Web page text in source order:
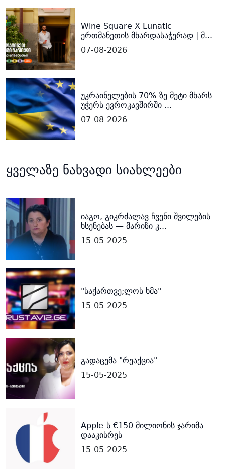
Wine Square X Lunatic
ერთმანეთის მხარდასაჭერად | მ...
07-08-2026
უკრაინელების 70%-ზე მეტი მხარს
უჭერს ევროკავშირში ...
07-08-2026
ყველაზე ნახვადი სიახლეები
იაგო, გიკრძალავ ჩვენი შვილების
ხსენებას — მარიზი კ...
15-05-2025
"საქართვე;ლოს ხმა"
15-05-2025
გადაცემა "რეაქცია"
15-05-2025
Apple-ს €150 მილიონის ჯარიმა
დააკისრეს
15-05-2025